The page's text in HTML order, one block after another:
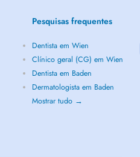
Pesquisas frequentes
Dentista em Wien
Clínico geral (CG) em Wien
Dentista em Baden
Dermatologista em Baden
Mostrar tudo →